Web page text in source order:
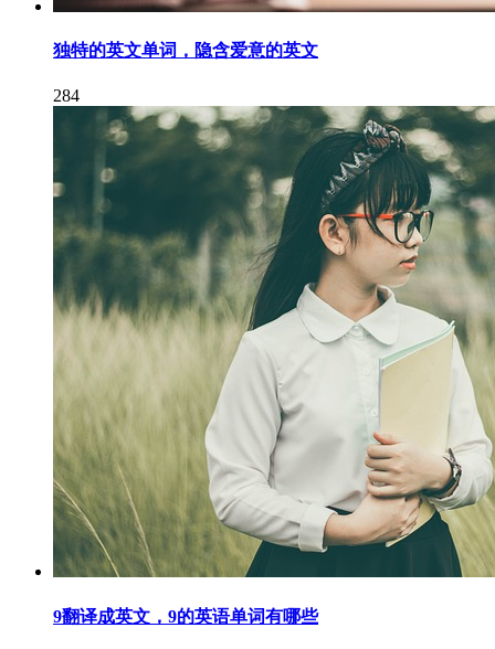
独特的英文单词，隐含爱意的英文
284
9翻译成英文，9的英语单词有哪些